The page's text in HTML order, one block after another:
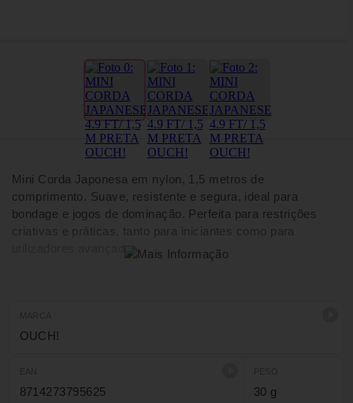
Mini Corda Japonesa em nylon, 1,5 metros de
comprimento. Suave, resistente e segura, ideal para
bondage e jogos de dominação. Perfeita para restrições
criativas e práticas, tanto para iniciantes como para
utilizadores avançados.
OUCH!
8714273795625 30 g